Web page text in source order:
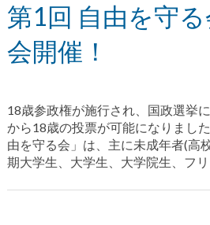
第1回 自由を守
会開催！
18歳参政権が施行され、国政選挙
から18歳の投票が可能になりまし
由を守る会」は、主に未成年者(高
期大学生、大学生、大学院生、フ